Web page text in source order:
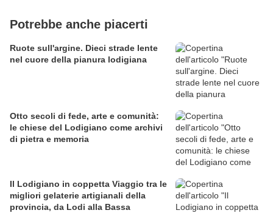
Potrebbe anche piacerti
Ruote sull'argine. Dieci strade lente
nel cuore della pianura lodigiana
Otto secoli di fede, arte e comunità:
le chiese del Lodigiano come archivi
di pietra e memoria
Il Lodigiano in coppetta Viaggio tra le
migliori gelaterie artigianali della
provincia, da Lodi alla Bassa